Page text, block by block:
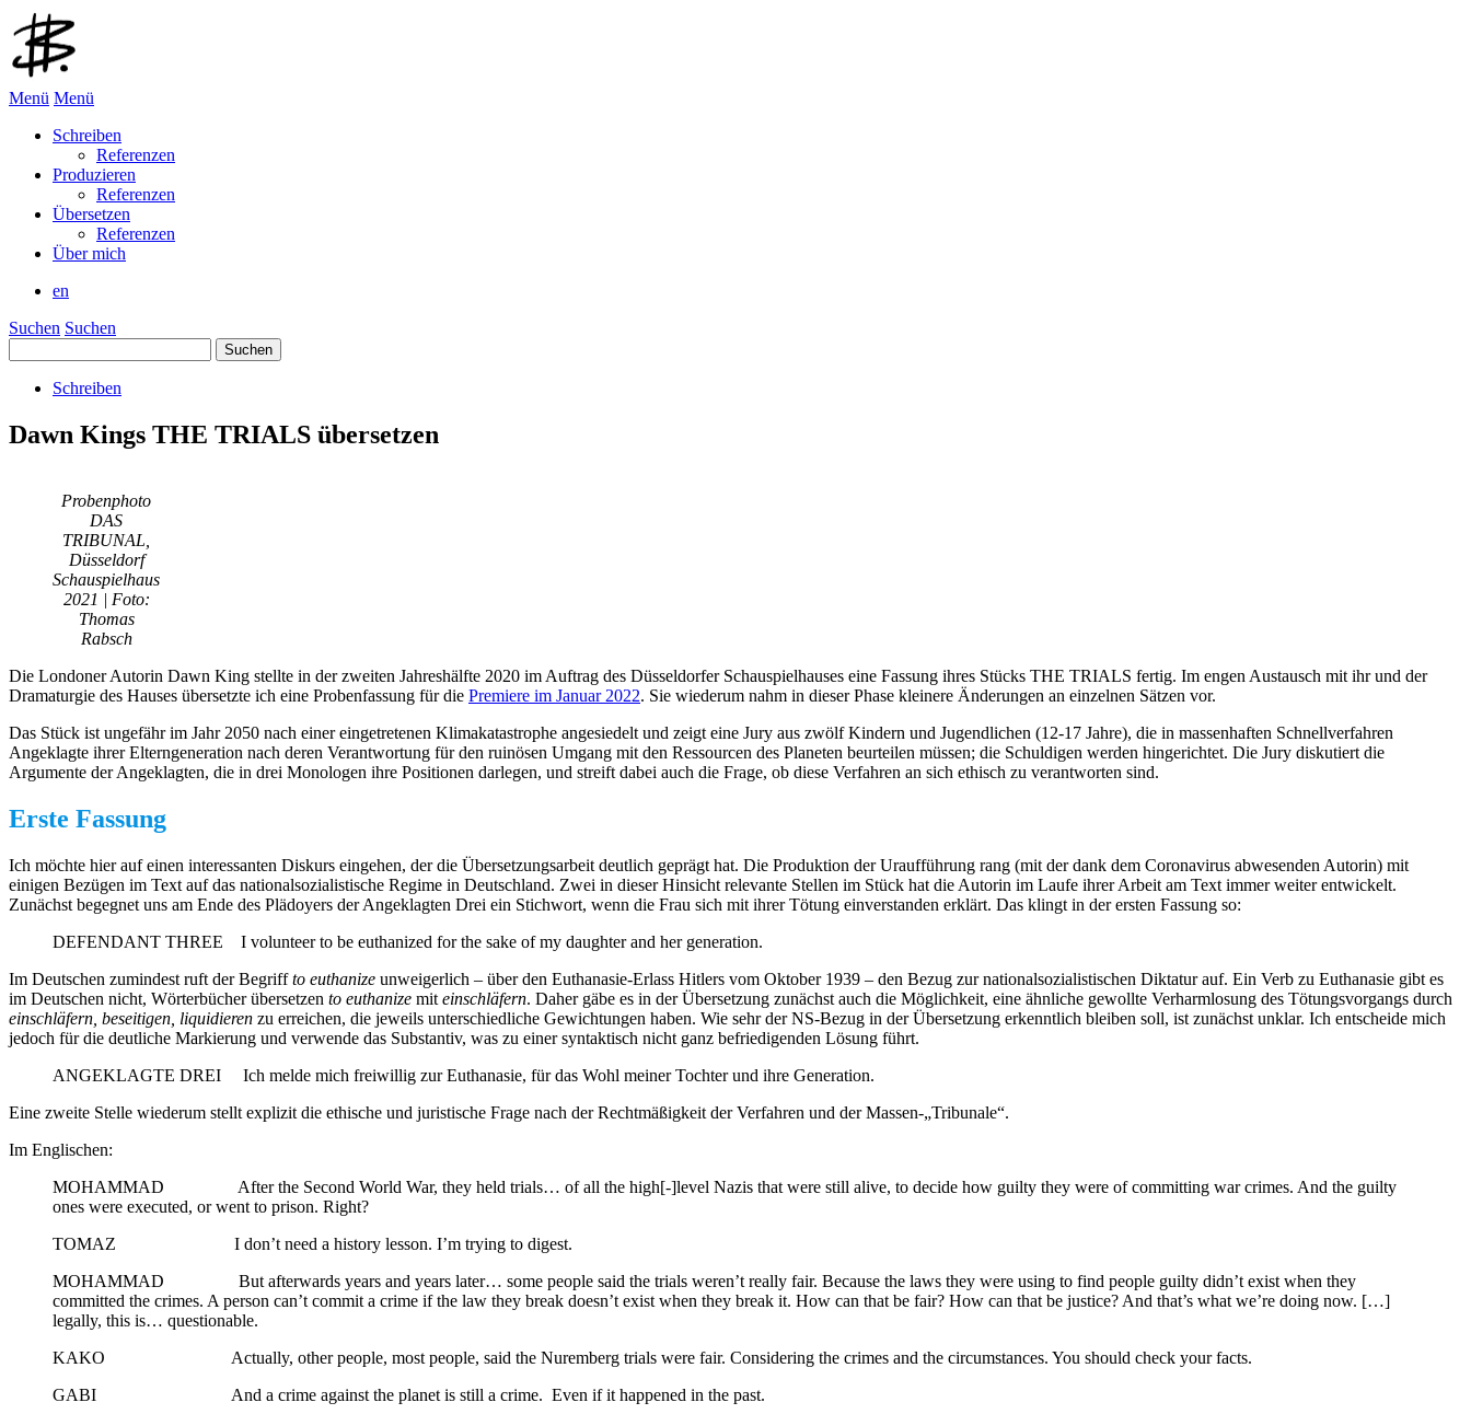
Menü Menü
Schreiben
Referenzen
Produzieren
Referenzen
Übersetzen
Referenzen
Über mich
en
Suchen Suchen
nach:
Schreiben
Dawn Kings THE TRIALS übersetzen
Probenphoto
DAS
TRIBUNAL,
Düsseldorf
Schauspielhaus
2021 | Foto:
Thomas
Rabsch
Die Londoner Autorin Dawn King stellte in der zweiten Jahreshälfte 2020 im Auftrag des Düsseldorfer Schauspielhauses eine Fassung ihres Stücks THE TRIALS fertig. Im engen Austausch mit ihr und der
Dramaturgie des Hauses übersetzte ich eine Probenfassung für die Premiere im Januar 2022. Sie wiederum nahm in dieser Phase kleinere Änderungen an einzelnen Sätzen vor.
Das Stück ist ungefähr im Jahr 2050 nach einer eingetretenen Klimakatastrophe angesiedelt und zeigt eine Jury aus zwölf Kindern und Jugendlichen (12-17 Jahre), die in massenhaften Schnellverfahren
Angeklagte ihrer Elterngeneration nach deren Verantwortung für den ruinösen Umgang mit den Ressourcen des Planeten beurteilen müssen; die Schuldigen werden hingerichtet. Die Jury diskutiert die
Argumente der Angeklagten, die in drei Monologen ihre Positionen darlegen, und streift dabei auch die Frage, ob diese Verfahren an sich ethisch zu verantworten sind.
Erste Fassung
Ich möchte hier auf einen interessanten Diskurs eingehen, der die Übersetzungsarbeit deutlich geprägt hat. Die Produktion der Uraufführung rang (mit der dank dem Coronavirus abwesenden Autorin) mit
einigen Bezügen im Text auf das nationalsozialistische Regime in Deutschland. Zwei in dieser Hinsicht relevante Stellen im Stück hat die Autorin im Laufe ihrer Arbeit am Text immer weiter entwickelt.
Zunächst begegnet uns am Ende des Plädoyers der Angeklagten Drei ein Stichwort, wenn die Frau sich mit ihrer Tötung einverstanden erklärt. Das klingt in der ersten Fassung so:
DEFENDANT THREE I volunteer to be euthanized for the sake of my daughter and her generation.
Im Deutschen zumindest ruft der Begriffto euthanize unweigerlich – über den Euthanasie-Erlass Hitlers vom Oktober 1939 – den Bezug zur nationalsozialistischen Diktatur auf. Ein Verb zu Euthanasie gibt es
im Deutschen nicht, Wörterbücher übersetzen to euthanize mit einschläfern. Daher gäbe es in der Übersetzung zunächst auch die Möglichkeit, eine ähnliche gewollte Verharmlosung des Tötungsvorgangs durch
einschläfern, beseitigen, liquidieren zu erreichen, die jeweils unterschiedliche Gewichtungen haben. Wie sehr der NS-Bezug in der Übersetzung erkenntlich bleiben soll, ist zunächst unklar. Ich entscheide mich
jedoch für die deutliche Markierung und verwende das Substantiv, was zu einer syntaktisch nicht ganz befriedigenden Lösung führt.
ANGEKLAGTE DREI Ich melde mich freiwillig zur Euthanasie, für das Wohl meiner Tochter und ihre Generation.
Eine zweite Stelle wiederum stellt explizit die ethische und juristische Frage nach der Rechtmäßigkeit der Verfahren und der Massen-„Tribunale“.
Im Englischen:
MOHAMMAD After the Second World War, they held trials… of all the high[-]level Nazis that were still alive, to decide how guilty they were of committing war crimes. And the guilty
ones were executed, or went to prison. Right?
TOMAZ I don’t need a history lesson. I’m trying to digest.
MOHAMMAD But afterwards years and years later… some people said the trials weren’t really fair. Because the laws they were using to find people guilty didn’t exist when they
committed the crimes. A person can’t commit a crime if the law they break doesn’t exist when they break it. How can that be fair? How can that be justice? And that’s what we’re doing now. […]
legally, this is… questionable.
KAKO Actually, other people, most people, said the Nuremberg trials were fair. Considering the crimes and the circumstances. You should check your facts.
GABI And a crime against the planet is still a crime. Even if it happened in the past.